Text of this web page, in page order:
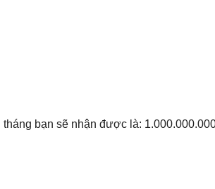
bạn sẽ nhận được là: